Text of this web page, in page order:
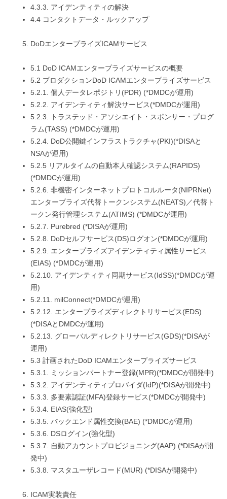
4.3.3. アイデンティティの解決
4.4 コンタクトデータ・ルックアップ
DoDエンタープライズICAMサービス
5.1 DoD ICAMエンタープライズサービスの概要
5.2 プロダクションDoD ICAMエンタープライズサービス
5.2.1. 個人データレポジトリ(PDR) (*DMDCが運用)
5.2.2. アイデンティティ解決サービス(*DMDCが運用)
5.2.3. トラステッド・アソシエイト・スポンサー・プログ
ラム(TASS) (*DMDCが運用)
5.2.4. DoD公開鍵インフラストラクチャ(PKI)(*DISAと
NSAが運用)
5.2.5 リアルタイムの自動本人確認システム(RAPIDS)
(*DMDCが運用)
5.2.6. 非機密インターネットプロトコルルータ(NIPRNet)
エンタープライズ代替トークンシステム(NEATS)／代替ト
ークン発行管理システム(ATIMS) (*DMDCが運用)
5.2.7. Purebred (*DISAが運用)
5.2.8. DoDセルフサービス(DS)ログオン(*DMDCが運用)
5.2.9. エンタープライズアイデンティティ属性サービス
(EIAS) (*DMDCが運用)
5.2.10. アイデンティティ同期サービス(IdSS)(*DMDCが運
用)
5.2.11. milConnect(*DMDCが運用)
5.2.12. エンタープライズディレクトリサービス(EDS)
(*DISAとDMDCが運用)
5.2.13. グローバルディレクトリサービス(GDS)(*DISAが
運用)
5.3 計画されたDoD ICAMエンタープライズサービス
5.3.1. ミッションパートナー登録(MPR)(*DMDCが開発中)
5.3.2. アイデンティティプロバイダ(IdP)(*DISAが開発中)
5.3.3. 多要素認証(MFA)登録サービス(*DMDCが開発中)
5.3.4. EIAS(強化型)
5.3.5. バックエンド属性交換(BAE) (*DMDCが運用)
5.3.6. DSログイン(強化型)
5.3.7. 自動アカウントプロビジョニング(AAP) (*DISAが開
発中)
5.3.8. マスタユーザレコード(MUR) (*DISAが開発中)
ICAM実装責任